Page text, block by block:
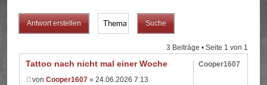
Antwort erstellen
3 Beiträge • Seite 1 von 1
Tattoo nach nicht mal einer Woche
vonCooper1607 » 24.06.2026 7:13
Cooper1607